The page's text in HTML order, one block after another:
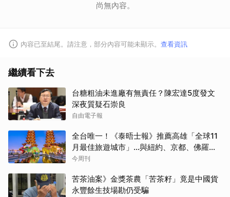
尚無內容。
內容已至結尾。請注意，部分內容可能未顯示。 查看資訊
繼續看下去
台糖粗油未進廠有無責任？陳宏達5度發文
深夜質疑石崇良
自由電子報
全台唯一！《泰晤士報》推薦高雄「全球11
月最佳旅遊城市」…與紐約、京都、佛羅倫
斯共同入榜，理由曝光
今周刊
苦茶油案》金獎茶農「苦茶籽」竟是中國貨
永豐餘生技場勘仍受騙